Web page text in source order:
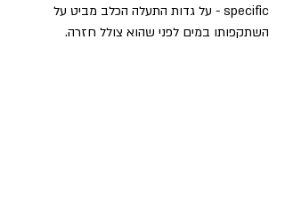
specific - על גדות התעלה הכלב מביט על
השתקפותו במים לפני שהוא צולל חזרה.